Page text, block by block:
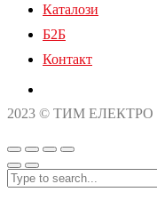
Каталози
Б2Б
Контакт
2023 © ТИМ ЕЛЕКТРО